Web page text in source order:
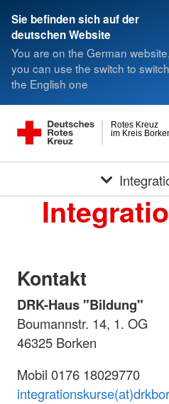
Sie befinden sich auf der
deutschen Website
You are on the German website,
you can use the switch to
the English one
im Kreis
Rotes Kreuz
Kontakt
DRK-Haus "Bildung"
Boumannstr. 14, 1. OG
46325 Borken
Mobil 0176 18029770